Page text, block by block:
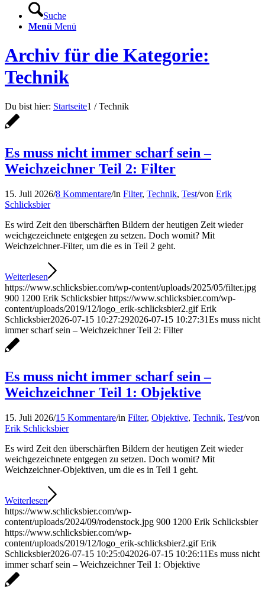
Suche
Menü Menü
Archiv für die Kategorie:
Technik
Du bist hier: Startseite1 / Technik
Es muss nicht immer scharf sein –
Weichzeichner Teil 2: Filter
15. Juli 2026/8 Kommentare/in Filter, Technik, Test/von Erik
Schlicksbier
Es wird Zeit den überschärften Bildern der heutigen Zeit wieder
weichgezeichnete entgegen zu setzen. Doch womit? Mit
Weichzeichner-Filter, um die es in Teil 2 geht.
Weiterlesen
https://www.schlicksbier.com/wp-content/uploads/2025/05/filter.jpg
900 1200 Erik Schlicksbier https://www.schlicksbier.com/wp-
content/uploads/2019/12/logo_erik-schlicksbier2.gif Erik
Schlicksbier2026-07-15 10:27:292026-07-15 10:27:31Es muss nicht
immer scharf sein – Weichzeichner Teil 2: Filter
Es muss nicht immer scharf sein –
Weichzeichner Teil 1: Objektive
15. Juli 2026/15 Kommentare/in Filter, Objektive, Technik, Test/von
Erik Schlicksbier
Es wird Zeit den überschärften Bildern der heutigen Zeit wieder
weichgezeichnete entgegen zu setzen. Doch womit? Mit
Weichzeichner-Objektiven, um die es in Teil 1 geht.
Weiterlesen
https://www.schlicksbier.com/wp-
content/uploads/2024/09/rodenstock.jpg 900 1200 Erik Schlicksbier
https://www.schlicksbier.com/wp-
content/uploads/2019/12/logo_erik-schlicksbier2.gif Erik
Schlicksbier2026-07-15 10:25:042026-07-15 10:26:11Es muss nicht
immer scharf sein – Weichzeichner Teil 1: Objektive